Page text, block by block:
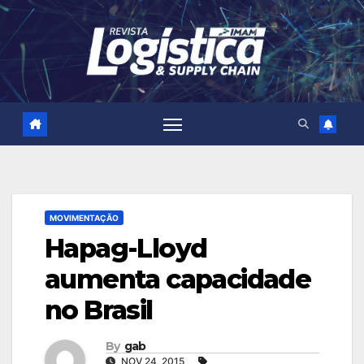
Skip
content
MOVIMENTAÇÃO
Hapag-Lloyd
aumenta capacidade
no Brasil
By gab
NOV 24, 2015